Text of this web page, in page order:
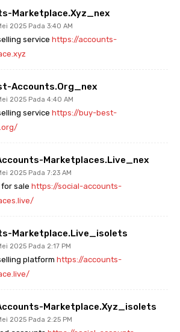
Marketplace.xyz_nex
2025 Pada 3:40 AM
service https://accounts-
Accounts.org_nex
2025 Pada 4:40 AM
service https://buy-best-
Marketplaces.live_nex
2025 Pada 7:23 AM
sale https://social-accounts-
Marketplace.live_isolets
2025 Pada 2:17 PM
platform https://accounts-
Marketplace.xyz_isolets
2025 Pada 2:25 PM